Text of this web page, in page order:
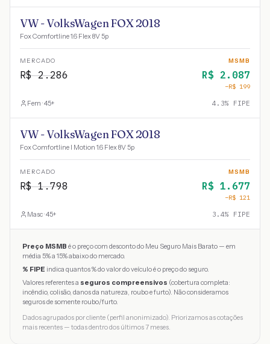
VW - VolksWagen FOX 2018
Fox Comfortline 1.6 Flex 8V 5p
MERCADO
R$2.286
MSMB
R$ 2.087
−R$ 199
Fem · 45+ 4.3% FIPE
VW - VolksWagen FOX 2018
Fox Comfortline I Motion 1.6 Flex 8V 5p
MERCADO
R$1.798
MSMB
R$ 1.677
−R$ 121
Masc · 45+ 3.4% FIPE
Preço MSMB é o preço com desconto do Meu Seguro Mais Barato — em
média 5% a 15% abaixo do mercado.
% FIPE indica quantos % do valor do veículo é o preço do seguro.
Valores referentes a seguros compreensivos (cobertura completa:
incêndio, colisão, danos da natureza, roubo e furto). Não consideramos
seguros de somente roubo/furto.
Dados agrupados por cliente (perfil anonimizado). Priorizamos as cotações
mais recentes — todas dentro dos últimos 7 meses.